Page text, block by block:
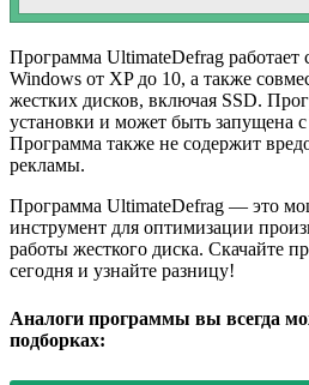
Программа UltimateDefrag работает
Windows от XP до 10, а также
жестких дисков, включая SSD.
установки и может быть запущена
Программа также не содержит
рекламы.
Программа UltimateDefrag — это
инструмент для оптимизации
работы жесткого диска. Скачайте
сегодня и узнайте разницу!
Аналоги программы вы всегда
подборках: